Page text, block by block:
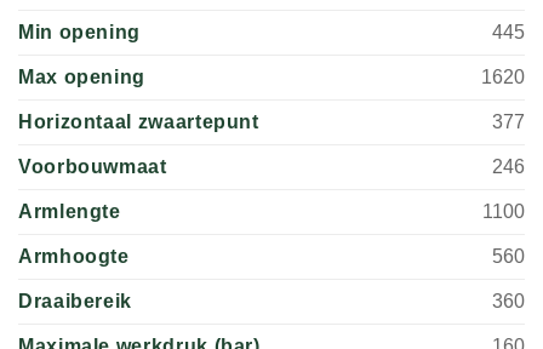
Min opening 445
Max opening 1620
Horizontaal zwaartepunt 377
Voorbouwmaat 246
Armlengte 1100
Armhoogte 560
Draaibereik 360